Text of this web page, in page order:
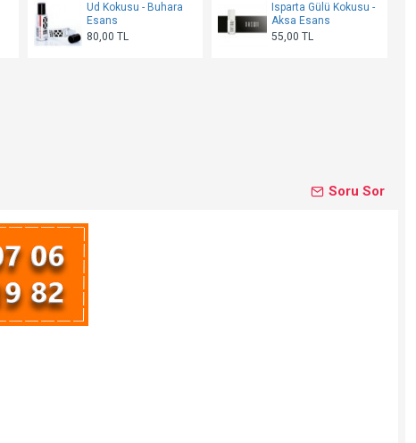
Ud Kokusu - Buhara
Esans
80,00 TL
Isparta Gülü Kokusu -
Aksa Esans
55,00 TL
Soru Sor